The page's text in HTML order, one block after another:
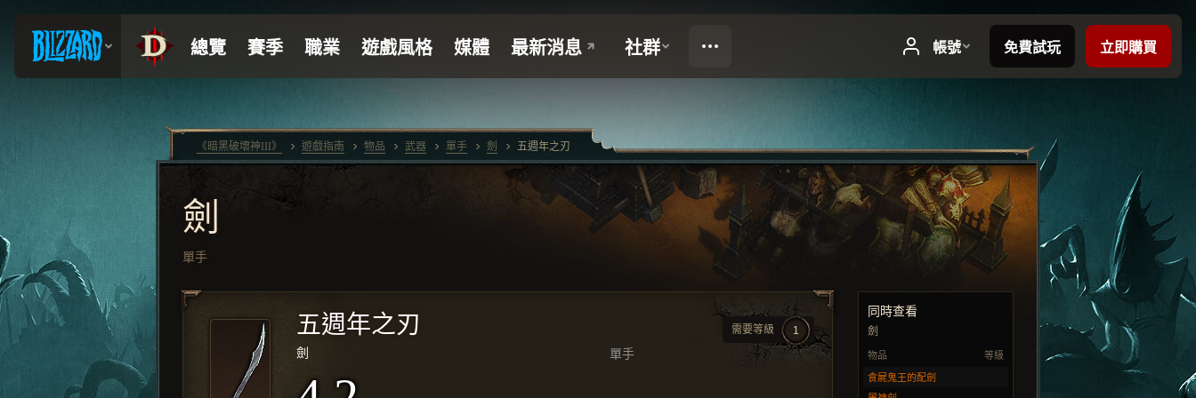
劍
單手
同時查看
劍
等級
物品
食屍鬼王的配劍
需要等級 1
五週年之刃
單手
劍
《暗黑破壞神III》 遊戲指南 物品 武器 單手 劍 五週年之刃